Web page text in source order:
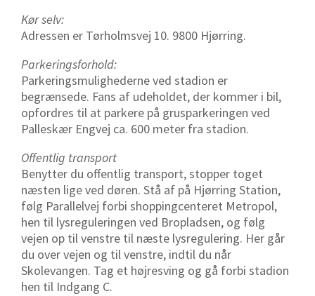
Kør selv:
Adressen er Tørholmsvej 10. 9800 Hjørring.
Parkeringsforhold:
Parkeringsmulighederne ved stadion er
begrænsede. Fans af udeholdet, der kommer i bil,
opfordres til at parkere på grusparkeringen ved
Palleskær Engvej ca. 600 meter fra stadion.
Offentlig transport
Benytter du offentlig transport, stopper toget
næsten lige ved døren. Stå af på Hjørring Station,
følg Parallelvej forbi shoppingcenteret Metropol,
hen til lysreguleringen ved Bropladsen, og følg
vejen op til venstre til næste lysregulering. Her går
du over vejen og til venstre, indtil du når
Skolevangen. Tag et højresving og gå forbi stadion
hen til Indgang C.